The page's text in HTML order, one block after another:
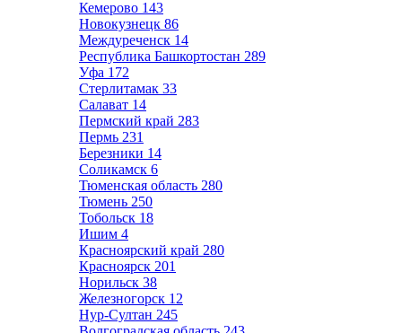
Кемерово 143
Новокузнецк 86
Междуреченск 14
Республика Башкортостан 289
Уфа 172
Стерлитамак 33
Салават 14
Пермский край 283
Пермь 231
Березники 14
Соликамск 6
Тюменская область 280
Тюмень 250
Тобольск 18
Ишим 4
Красноярский край 280
Красноярск 201
Норильск 38
Железногорск 12
Нур-Султан 245